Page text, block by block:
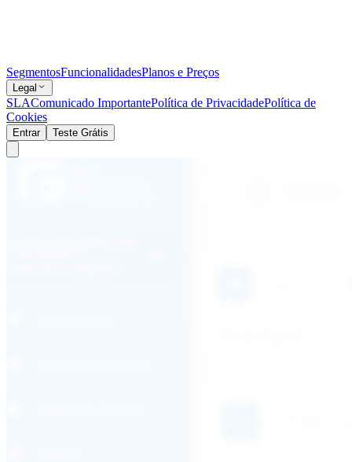
SegmentosFuncionalidadesPlanos e Preços
Legal
SLAComunicado ImportantePolítica de PrivacidadePolítica de
Cookies
Entrar Teste Grátis